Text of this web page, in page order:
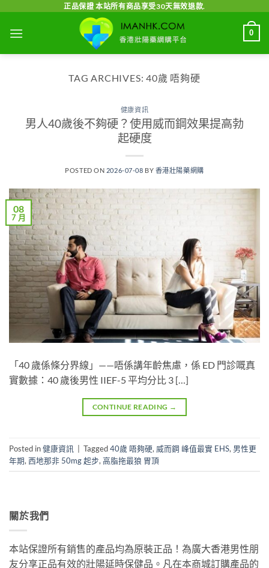
content
正品保證 本站所有商品享受30天無效退款.
0
TAG ARCHIVES:40歲 唔夠硬
健康資訊
男人40歲後不夠硬？使用威而鋼效果提高勃
起硬度
POSTED ON 2026-07-08 BY 香港壯陽藥網購
08
7 月
「40 歲係條分界線」——唔係講年齡焦慮，係 ED 門診嘅真
實數據：40 歲後男性 IIEF-5 平均分比 3 […]
CONTINUE READING →
Posted in健康資訊 Tagged40歲 唔夠硬, 威而鋼 峰值最實 EHS, 男性更
年期, 西地那非 50mg 起步, 高脂拖最狼 胃頂
關於我們
本站保證所有銷售的產品均為原裝正品！為廣大香港男性朋
友分享正品有效的壯陽延時保健品。凡在本商城訂購產品的